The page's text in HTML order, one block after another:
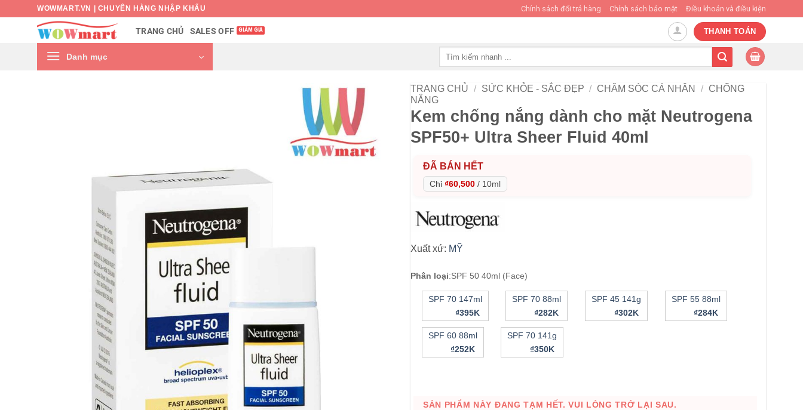
WOWMART.VN | CHUYÊN HÀNG NHẬP KHẨU Chính sách đổi trả hàng Chính sách bảo mật Điều khoản và điều kiện
TRANG CHỦ SALES OFF THANH TOÁN
Danh mục
HÌNH THẬT
TRANG CHỦ / SỨC KHỎE - SẮC ĐẸP / CHĂM SÓC CÁ NHÂN / CHỐNG
NẮNG
Kem chống nắng dành cho mặt Neutrogena
SPF50+ Ultra Sheer Fluid 40ml
ĐÃ BÁN HẾT
Chỉ ₫60,500 / 10ml
Xuất xứ: MỸ
Phân loại:SPF 50 40ml (Face)
SPF 70 147ml
₫395K
SPF 70 88ml
₫282K
SPF 45 141g
₫302K
SPF 55 88ml
₫284K
SPF 60 88ml
₫252K
SPF 70 141g
₫350K
SẢN PHẨM NÀY ĐANG TẠM HẾT. VUI LÒNG TRỞ LẠI SAU.